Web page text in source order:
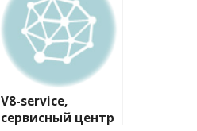
V8-service,
сервисный центр